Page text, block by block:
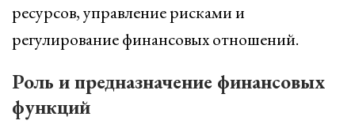
ресурсов, управление рисками и
регулирование финансовых отношений.
Роль и предназначение финансовых
функций